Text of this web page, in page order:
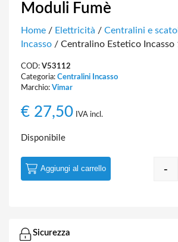
Moduli Fumè
Home / Elettricità / Centralini e
Incasso / Centralino Estetico Incasso
COD: V53112
Categoria: Centralini Incasso
Marchio: Vimar
€ 27,50 IVA incl.
Disponibile
-
Aggiungi al carrello
Sicurezza